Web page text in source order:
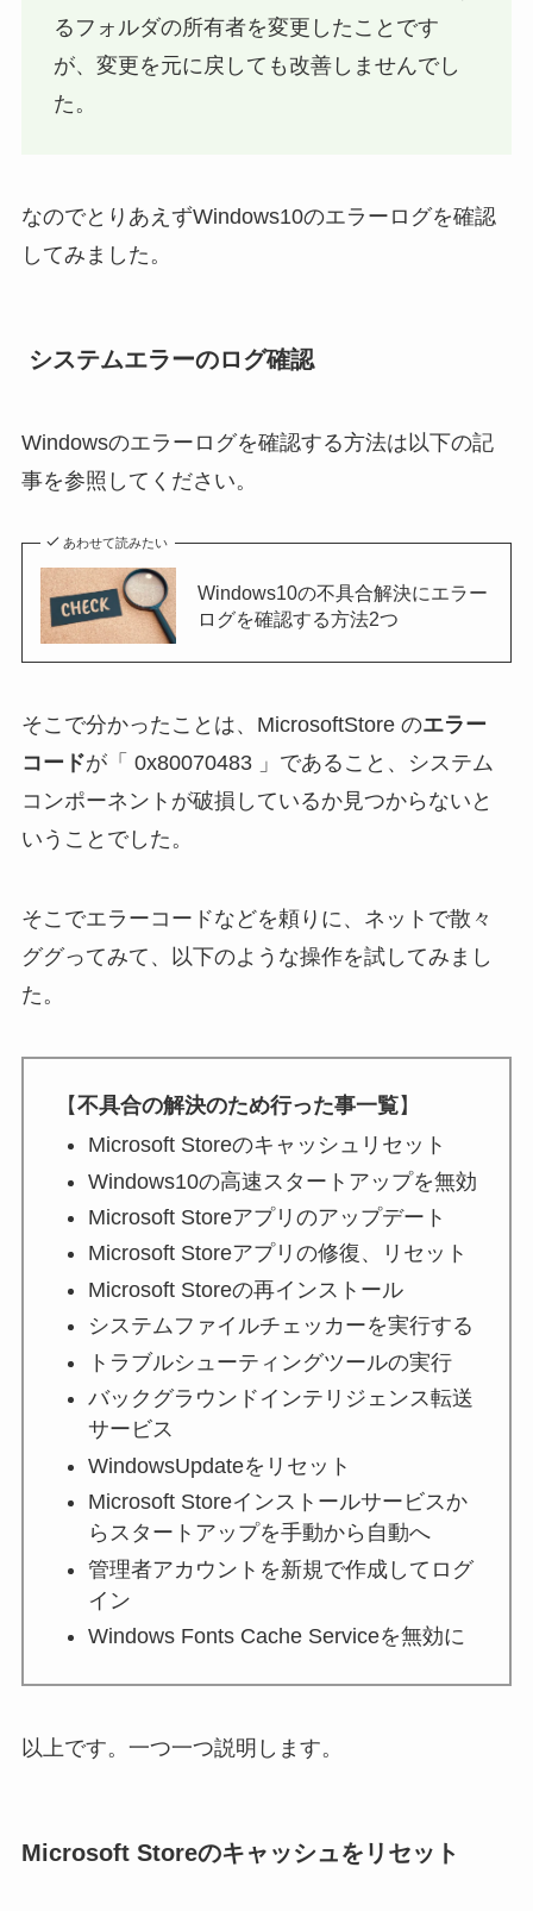
るフォルダの所有者を変更したことです
が、変更を元に戻しても改善しませんでし
た。
なのでとりあえずWindows10のエラーログを確認
してみました。
システムエラーのログ確認
Windowsのエラーログを確認する方法は以下の記
事を参照してください。
あわせて読みたい
Windows10の不具合解決にエラー
ログを確認する方法2つ
そこで分かったことは、MicrosoftStore のエラー
コードが「 0x80070483 」であること、システム
コンポーネントが破損しているか見つからないと
いうことでした。
そこでエラーコードなどを頼りに、ネットで散々
ググってみて、以下のような操作を試してみまし
た。
【不具合の解決のため行った事一覧】
Microsoft Storeのキャッシュリセット
Windows10の高速スタートアップを無効
Microsoft Storeアプリのアップデート
Microsoft Storeアプリの修復、リセット
Microsoft Storeの再インストール
システムファイルチェッカーを実行する
トラブルシューティングツールの実行
バックグラウンドインテリジェンス転送
サービス
WindowsUpdateをリセット
Microsoft Storeインストールサービスか
らスタートアップを手動から自動へ
管理者アカウントを新規で作成してログ
イン
Windows Fonts Cache Serviceを無効に
以上です。一つ一つ説明します。
Microsoft Storeのキャッシュをリセット